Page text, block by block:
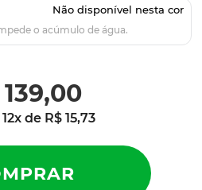
139,00
12x de R$ 15,73